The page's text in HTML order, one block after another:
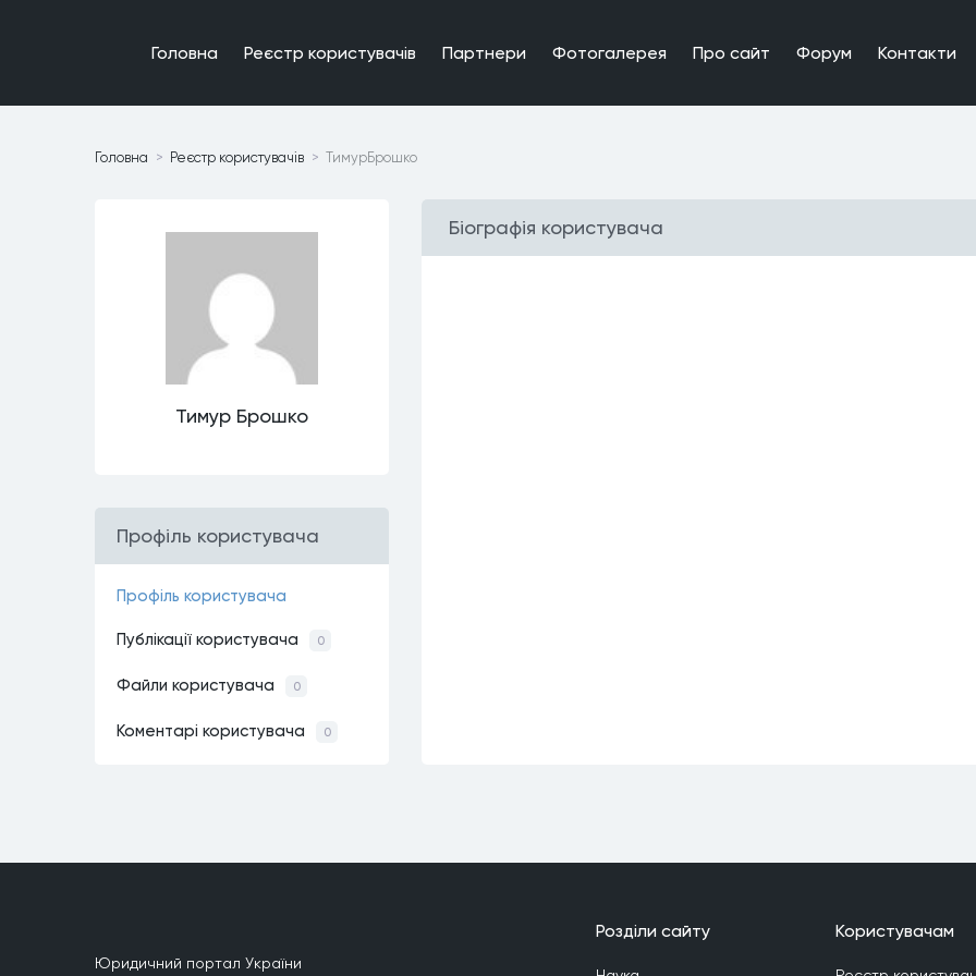
Головна Реєстр користувачiв Партнери Фотогалерея Про сайт Форум Контакти
Головна Реєстр користувачiв ТимурБрошко
Тимур Брошко
Профiль користувачa
Профiль користувачa
Публiкацiї користувачa 0
Файли користувачa 0
Коментарi користувачa 0
Бiографiя користувача
Юридичний портал України
Роздiли сайту Користувачам